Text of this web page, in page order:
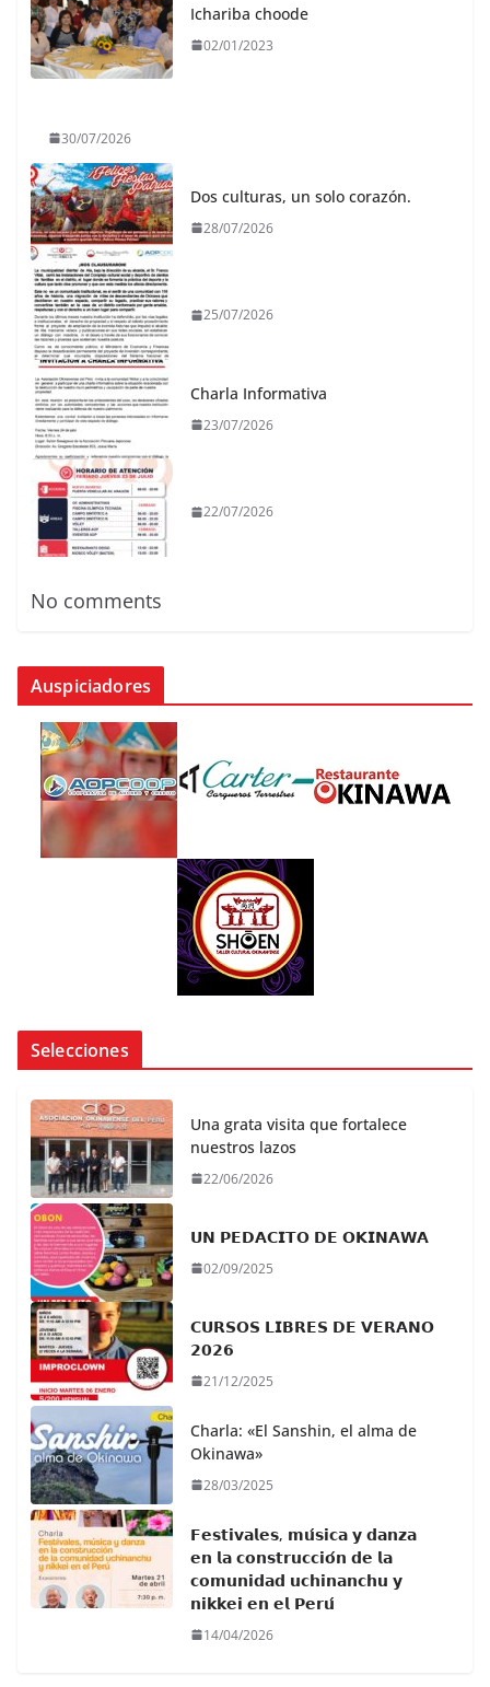
Ichariba choode
02/01/2023
30/07/2026
Dos culturas, un solo corazón.
28/07/2026
25/07/2026
Charla Informativa
23/07/2026
22/07/2026
No comments
Auspiciadores
Selecciones
Una grata visita que fortalece
nuestros lazos
22/06/2026
𝗨𝗡 𝗣𝗘𝗗𝗔𝗖𝗜𝗧𝗢 𝗗𝗘 𝗢𝗞𝗜𝗡𝗔𝗪𝗔
02/09/2025
𝗖𝗨𝗥𝗦𝗢𝗦 𝗟𝗜𝗕𝗥𝗘𝗦 𝗗𝗘 𝗩𝗘𝗥𝗔𝗡𝗢
𝟮𝟬𝟮𝟲
21/12/2025
Charla: «El Sanshin, el alma de
Okinawa»
28/03/2025
𝗙𝗲𝘀𝘁𝗶𝘃𝗮𝗹𝗲𝘀, 𝗺𝘂́𝘀𝗶𝗰𝗮 𝘆 𝗱𝗮𝗻𝘇𝗮
𝗲𝗻 𝗹𝗮 𝗰𝗼𝗻𝘀𝘁𝗿𝘂𝗰𝗰𝗶𝗼́𝗻 𝗱𝗲 𝗹𝗮
𝗰𝗼𝗺𝘂𝗻𝗶𝗱𝗮𝗱 𝘂𝗰𝗵𝗶𝗻𝗮𝗻𝗰𝗵𝘂 𝘆
𝗻𝗶𝗸𝗸𝗲𝗶 𝗲𝗻 𝗲𝗹 𝗣𝗲𝗿𝘂́
14/04/2026